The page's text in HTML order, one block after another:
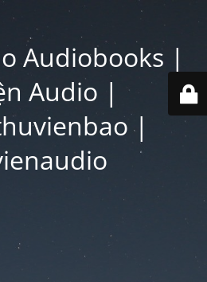
Audiobooks |
Audio |
|